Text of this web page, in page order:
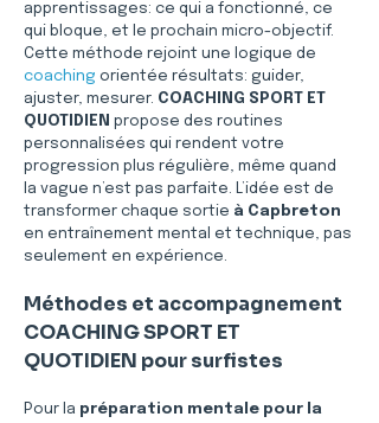
apprentissages: ce qui a fonctionné, ce
qui bloque, et le prochain micro-objectif.
Cette méthode rejoint une logique de
coaching orientée résultats: guider,
ajuster, mesurer. COACHING SPORT ET
QUOTIDIEN propose des routines
personnalisées qui rendent votre
progression plus régulière, même quand
la vague n’est pas parfaite. L’idée est de
transformer chaque sortie à Capbreton
en entraînement mental et technique, pas
seulement en expérience.
Méthodes et accompagnement
COACHING SPORT ET
QUOTIDIEN pour surfistes
Pour la préparation mentale pour la